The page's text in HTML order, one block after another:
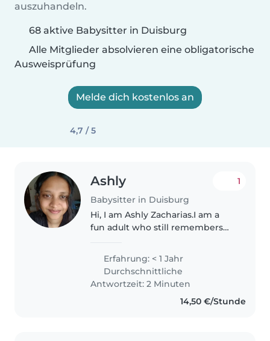
auszuhandeln.
68 aktive Babysitter in Duisburg
Alle Mitglieder absolvieren eine obligatorische
Ausweisprüfung
Melde dich kostenlos an
4,7 / 5
Ashly
Babysitter in Duisburg
1
Hi, I am Ashly Zacharias.I am a
fun adult who still remembers
games.I specilaze in crafts,chaos
management, helps in
homework and also feed
children.I..
Erfahrung: < 1 Jahr
Durchschnittliche
Antwortzeit: 2 Minuten
14,50 €/Stunde